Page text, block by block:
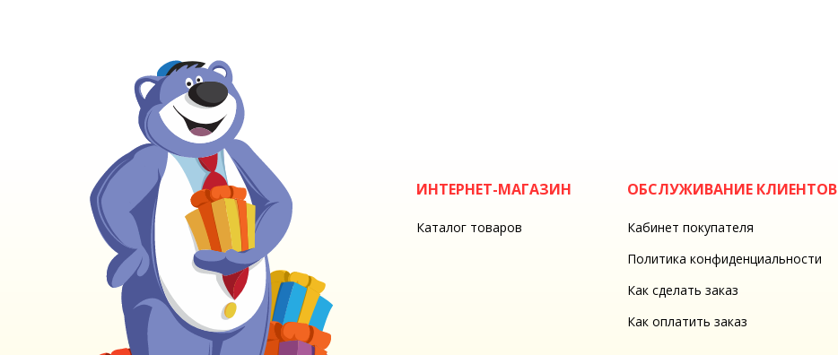
ИНТЕРНЕТ-МАГАЗИН
Каталог товаров
ОБСЛУЖИВАНИЕ КЛИЕНТОВ
Кабинет покупателя
Политика конфиденциальности
Как сделать заказ
Как оплатить заказ